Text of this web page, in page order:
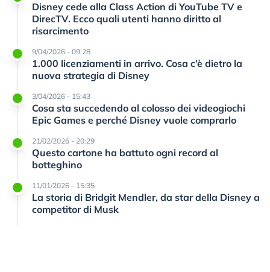
Disney cede alla Class Action di YouTube TV e
DirecTV. Ecco quali utenti hanno diritto al
risarcimento
9/04/2026 - 09:28
1.000 licenziamenti in arrivo. Cosa c’è dietro la
nuova strategia di Disney
3/04/2026 - 15:43
Cosa sta succedendo al colosso dei videogiochi
Epic Games e perché Disney vuole comprarlo
21/02/2026 - 20:29
Questo cartone ha battuto ogni record al
botteghino
11/01/2026 - 15:35
La storia di Bridgit Mendler, da star della Disney a
competitor di Musk